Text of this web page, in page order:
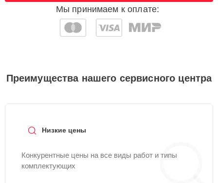
Мы принимаем к оплате:
Преимущества нашего сервисного центра
Низкие цены
Конкурентные цены на все виды работ и типы
комплектующих